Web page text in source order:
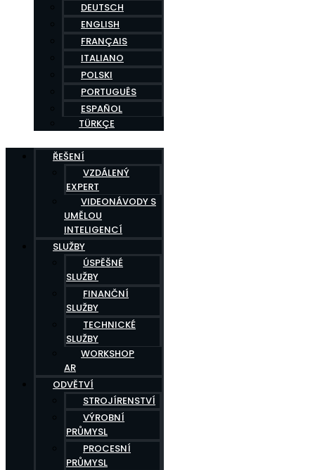
DEUTSCH
ENGLISH
FRANÇAIS
ITALIANO
POLSKI
PORTUGUÊS
ESPAÑOL
TÜRKÇE
ŘEŠENÍ
VZDÁLENÝ
EXPERT
VIDEONÁVODY S
UMĚLOU
INTELIGENCÍ
SLUŽBY
ÚSPĚŠNÉ
SLUŽBY
FINANČNÍ
SLUŽBY
TECHNICKÉ
SLUŽBY
WORKSHOP
AR
ODVĚTVÍ
STROJÍRENSTVÍ
VÝROBNÍ
PRŮMYSL
PROCESNÍ
PRŮMYSL